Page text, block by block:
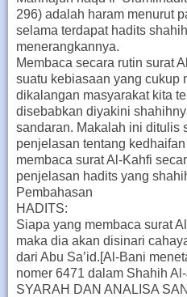
296) adalah haram menurut
selama terdapat hadits
menerangkannya.
Membaca secara rutin surat
suatu kebiasaan yang cukup
dikalangan masyarakat kita
disebabkan diyakini
sandaran. Makalah ini ditulis
penjelasan tentang
membaca surat Al-Kahfi
penjelasan hadits yang
Pembahasan
HADITS:
Siapa yang membaca surat
maka dia akan disinari
dari Abu Sa’id.[Al-Bani
nomer 6471 dalam Shahih Al-
SYARAH DAN ANALISA